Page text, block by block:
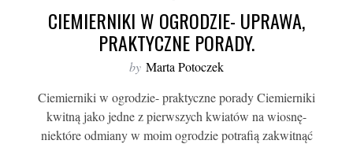
CIEMIERNIKI W OGRODZIE- UPRAWA,
PRAKTYCZNE PORADY.
by Marta Potoczek
Ciemierniki w ogrodzie- praktyczne porady Ciemierniki
kwitną jako jedne z pierwszych kwiatów na wiosnę-
niektóre odmiany w moim ogrodzie potrafią zakwitnąć